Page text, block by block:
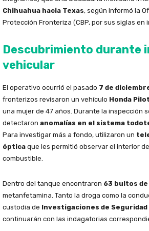
Chihuahua hacia Texas, según informó la
Protección Fronteriza (CBP, por sus siglas en
Descubrimiento durante
vehicular
El operativo ocurrió el pasado 7 de
fronterizos revisaron un vehículo Honda
una mujer de 47 años. Durante la inspección
detectaron anomalías en el sistema
Para investigar más a fondo, utilizaron un
óptica que les permitió observar el interior
combustible.
Dentro del tanque encontraron 63 bultos
metanfetamina. Tanto la droga como la
custodia de Investigaciones de Seguridad
continuarán con las indagatorias